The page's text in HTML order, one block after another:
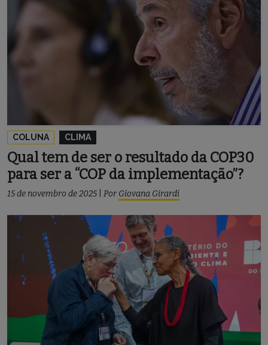
COLUNA CLIMA
Qual tem de ser o resultado da COP30
para ser a “COP da implementação”?
15 de novembro de 2025 Por Giovana Girardi